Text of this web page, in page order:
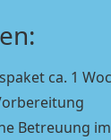
ca. 1
Betreuung